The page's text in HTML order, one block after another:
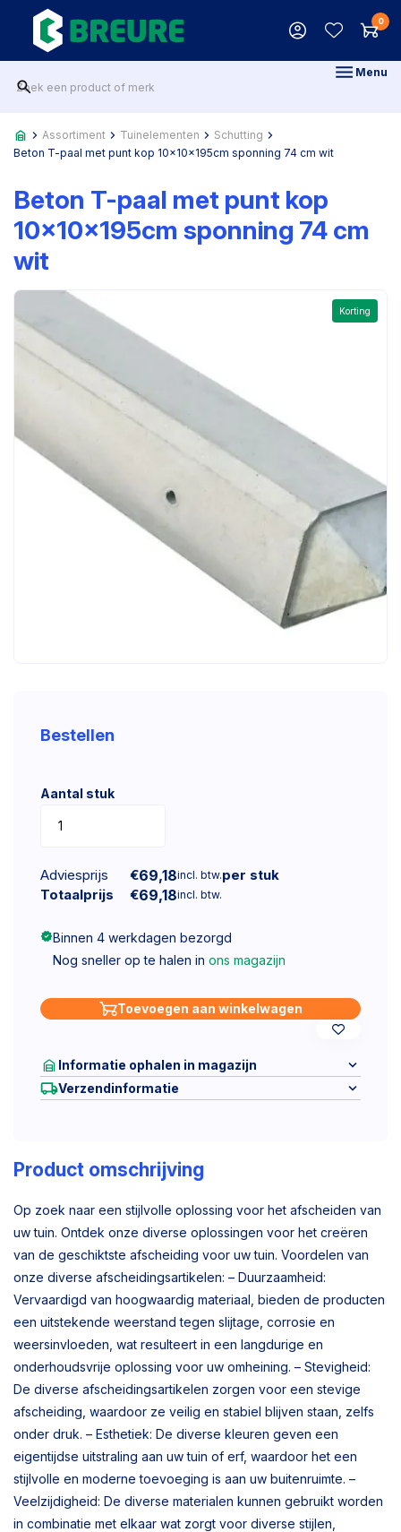
0
Menu
Assortiment Tuinelementen
Schutting
Beton T-paal met punt kop 10x10x195cm sponning 74 cm wit
Beton T-paal met punt kop
10x10x195cm sponning 74 cm
wit
Korting
Bestellen
Aantal stuk
Adviesprijs €69,18incl. btw.per stuk
Totaalprijs
€69,18incl. btw.
Binnen 4 werkdagen bezorgd
Nog sneller op te halen in ons magazijn
Toevoegen aan winkelwagen
Informatie ophalen in magazijn
Verzendinformatie
Product omschrijving
Op zoek naar een stijlvolle oplossing voor het afscheiden van
uw tuin. Ontdek onze diverse oplossingen voor het creëren
van de geschiktste afscheiding voor uw tuin. Voordelen van
onze diverse afscheidingsartikelen: – Duurzaamheid:
Vervaardigd van hoogwaardig materiaal, bieden de producten
een uitstekende weerstand tegen slijtage, corrosie en
weersinvloeden, wat resulteert in een langdurige en
onderhoudsvrije oplossing voor uw omheining. – Stevigheid:
De diverse afscheidingsartikelen zorgen voor een stevige
afscheiding, waardoor ze veilig en stabiel blijven staan, zelfs
onder druk. – Esthetiek: De diverse kleuren geven een
eigentijdse uitstraling aan uw tuin of erf, waardoor het een
stijlvolle en moderne toevoeging is aan uw buitenruimte. –
Veelzijdigheid: De diverse materialen kunnen gebruikt worden
in combinatie met elkaar wat zorgt voor diverse stijlen,